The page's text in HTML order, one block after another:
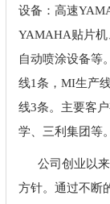
设备：高速
YAMAHA贴片机
自动喷涂设备等
线1条，MI生产
线3条。主要客
学、三利集团等。
公司创业以来
方针。通过不断